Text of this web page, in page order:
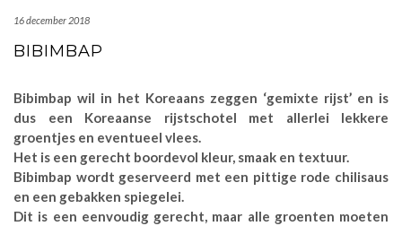
16 december 2018
BIBIMBAP
Bibimbap wil in het Koreaans zeggen ‘gemixte rijst’ en is
dus een Koreaanse rijstschotel met allerlei lekkere
groentjes en eventueel vlees.
Het is een gerecht boordevol kleur, smaak en textuur.
Bibimbap wordt geserveerd met een pittige rode chilisaus
en een gebakken spiegelei.
Dit is een eenvoudig gerecht, maar alle groenten moeten